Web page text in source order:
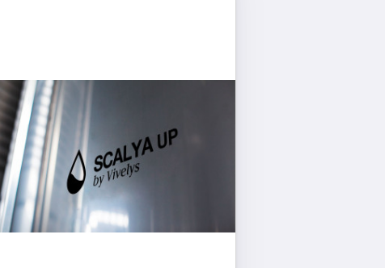
Récupération du CO2
fermentaire
Autonome en CO2, les extractions
et les remontages n'ont jamais
été aussi faciles !